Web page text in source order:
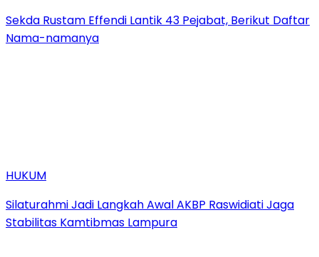
Sekda Rustam Effendi Lantik 43 Pejabat, Berikut Daftar
Nama-namanya
HUKUM
Silaturahmi Jadi Langkah Awal AKBP Raswidiati Jaga
Stabilitas Kamtibmas Lampura